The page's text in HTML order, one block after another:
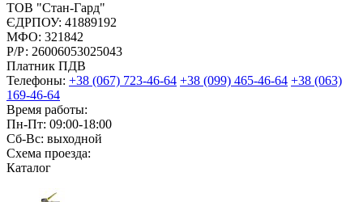
ТОВ "Стан-Гард"
ЄДРПОУ: 41889192
МФО: 321842
Р/Р: 26006053025043
Платник ПДВ
Телефоны: +38 (067) 723-46-64 +38 (099) 465-46-64 +38 (063)
169-46-64
Время работы:
Пн-Пт: 09:00-18:00
Сб-Вс: выходной
Схема проезда:
Каталог